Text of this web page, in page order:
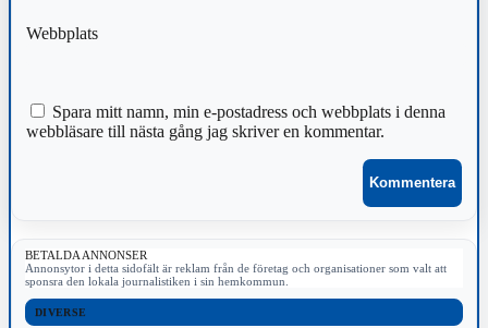
Webbplats
Spara mitt namn, min e-postadress och webbplats i denna
webbläsare till nästa gång jag skriver en kommentar.
BETALDA ANNONSER
Annonsytor i detta sidofält är reklam från de företag och organisationer som valt att
sponsra den lokala journalistiken i sin hemkommun.
DIVERSE